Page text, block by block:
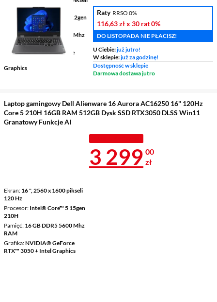
144 Hz
Procesor Intel® Core™ i5 12gen
12600HX
Pamięć 16 GB DDR5 4800 Mhz
RAM
Grafika NVIDIA® GeForce
Graphics
Raty RRSO 0%
116,63 złx 30 rat0%
DO LISTOPADA NIE PŁACISZ!
U Ciebie:już jutro!
W sklepie:już za godzinę!
Dostępność w sklepie
Darmowa dostawa jutro
Laptop gamingowy Dell Alienware 16 Aurora AC16250 16" 120Hz
Core 5 210H 16GB RAM 512GB Dysk SSD RTX3050 DLSS Win11
Granatowy Funkcje AI
Ekran 16 ", 2560 x 1600 pikseli
120 Hz
Procesor Intel® Core™ 5 15gen
210H
Pamięć 16 GB DDR5 5600 Mhz
RAM
Grafika NVIDIA® GeForce
RTX™ 3050 + Intel Graphics
Cena 3 299 zł
3 299 00
zł